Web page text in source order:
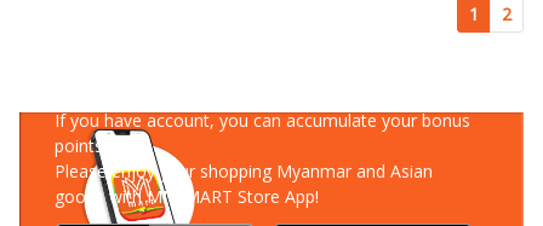
1 2
If you have account, you can accumulate your bonus
points!
Please enjoy your shopping Myanmar and Asian
goods with MM-MART Store App!